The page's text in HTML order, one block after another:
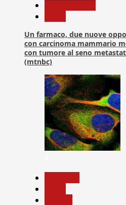
Un farmaco, due nuove
con carcinoma mammario
con tumore al seno
(mtnbc)